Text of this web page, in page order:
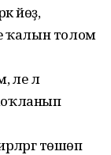
йөҙ,
ҡалын толом
лә
төшөп